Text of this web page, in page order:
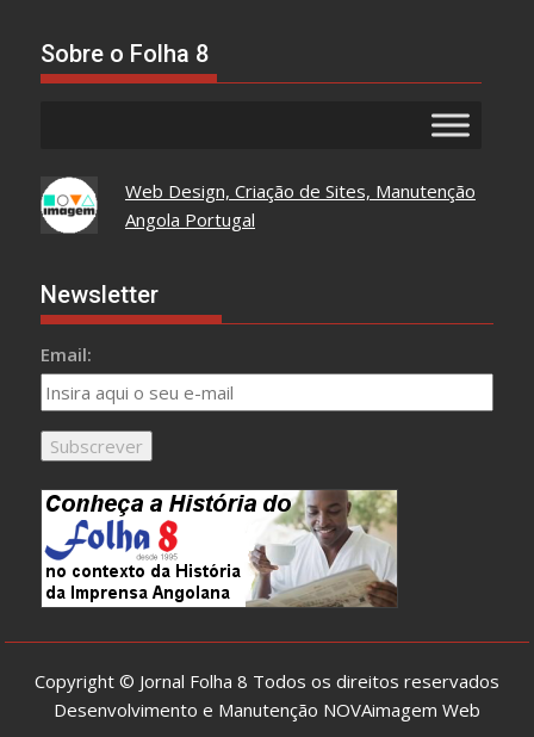
Sobre o Folha 8
Web Design, Criação de Sites, Manutenção
Angola Portugal
Newsletter
Email:
Copyright © Jornal Folha 8 Todos os direitos reservados
Desenvolvimento e Manutenção NOVAimagem Web